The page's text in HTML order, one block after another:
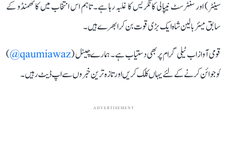
سینٹر) اور سنٹرسٹ نیپالی کانگریس کا غلبہ رہا ہے۔ تاہم اس انتخاب میں کاٹھمنڈو کے
سابق میئر بالین شاہ ایک بڑی قوت بن کر ابھرے ہیں۔
قومی آواز اب ٹیلی گرام پر بھی دستیاب ہے۔ ہمارے چینل (qaumiawaz@
)
کو جوائن کرنے کے لئے یہاں کلک کریں اور تازہ ترین خبروں سے اپ ڈیٹ رہیں۔
ADVERTISEMENT